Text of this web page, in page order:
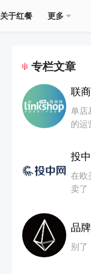
关于红餐 更多
专栏文章
联
单店
的运
投
在欧
卖了
品
别了